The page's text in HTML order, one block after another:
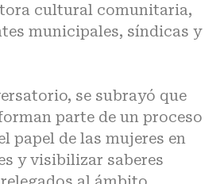
cultural comunitaria,
municipales, síndicas y
se subrayó que
parte de un proceso
papel de las mujeres en
y visibilizar saberes